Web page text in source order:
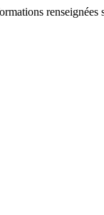
renseignées